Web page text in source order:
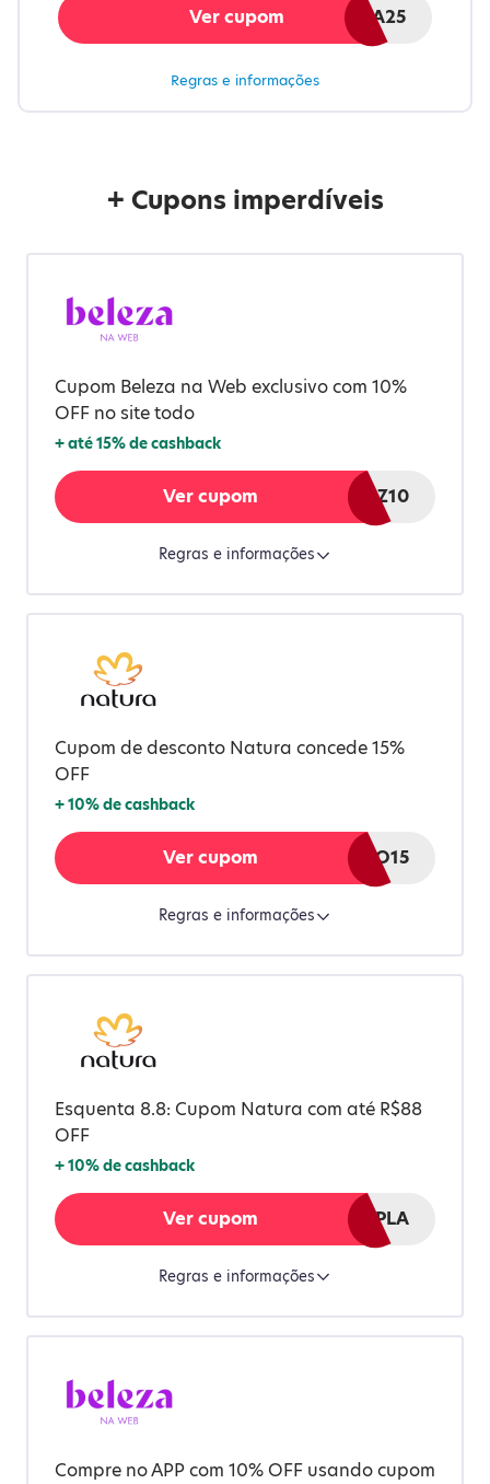
PRIMEIRA25
Ver cupom
Regras e informações
+ Cupons imperdíveis
Cupom Beleza na Web exclusivo com 10%
OFF no site todo
+até 15%de cashback
MELIUZ10
Ver cupom
Regras e informações
Cupom de desconto Natura concede 15%
OFF
+10%de cashback
MELIUZNOVO15
Ver cupom
Regras e informações
Esquenta 8.8: Cupom Natura com até R$88
OFF
+10%de cashback
DATADUPLA
Ver cupom
Regras e informações
Compre no APP com 10% OFF usando cupom